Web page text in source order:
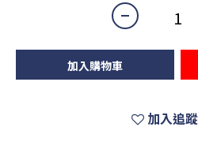
加入購物車
加入追